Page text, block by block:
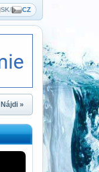
SK/ CZ
Nájdi »